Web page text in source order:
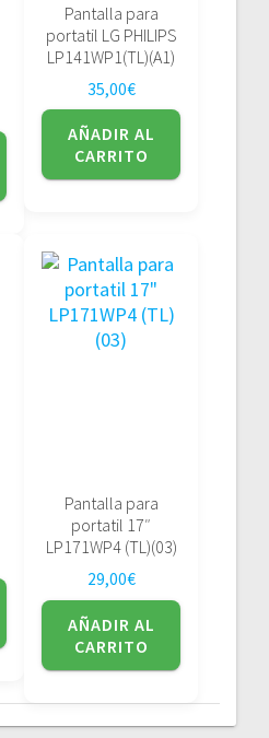
Pantalla para
portatil LG PHILIPS
LP141WP1(TL)(A1)
35,00€
AÑADIR AL
CARRITO
Pantalla para
portatil 17″
LP171WP4 (TL)(03)
29,00€
AÑADIR AL
CARRITO